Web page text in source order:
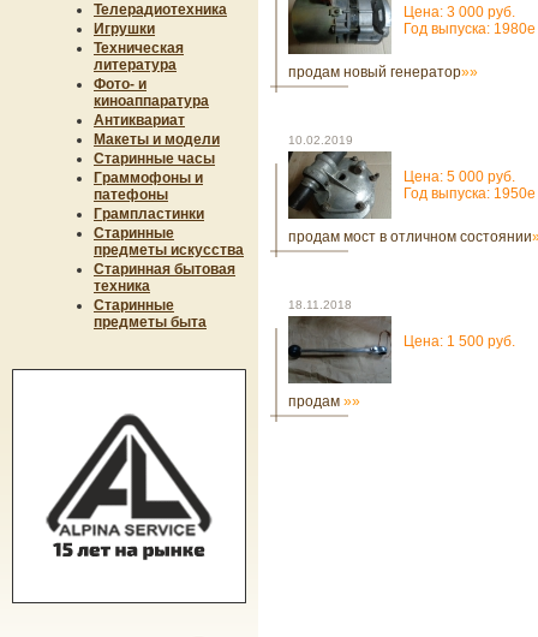
Телерадиотехника
Игрушки
Техническая
литература
Фото- и
киноаппаратура
Антиквариат
Макеты и модели
Старинные часы
Граммофоны и
патефоны
Грампластинки
Старинные
предметы искусства
Старинная бытовая
техника
Старинные
предметы быта
Цена: 3 000 руб.
Год выпуска: 1980е
продам новый генератор»»
10.02.2019
Цена: 5 000 руб.
Год выпуска: 1950е
продам мост в отличном состоянии
18.11.2018
Цена: 1 500 руб.
продам »»